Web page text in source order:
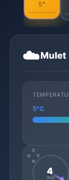
5°
☁️Mulet
5°C
N
S
O
V
4
m/s